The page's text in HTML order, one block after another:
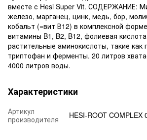
вместе с Hesi Super Vit. СОДЕРЖАНИЕ:
железо, марганец, цинк, медь, бор,
кобальт (=вит В12) в комплексной
витамины B1, B2, B12, фолиевая
растительные аминокислоты, такие как
триптофан и ферменты. 20 литров
4000 литров воды.
Характеристики
Артикул
производителя
HESI-ROOT COMPLEX